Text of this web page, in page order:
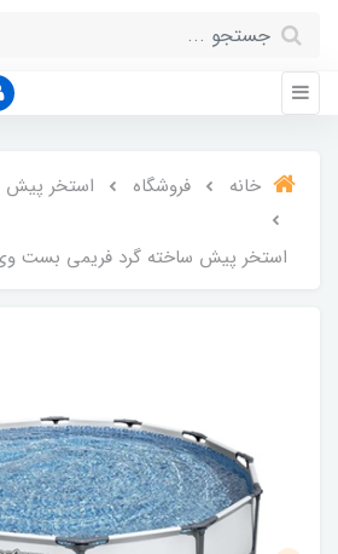
خانه فروشگاه استخر پیش
استخر پیش ساخته گرد فریمی بست وی 76*366 پمپ